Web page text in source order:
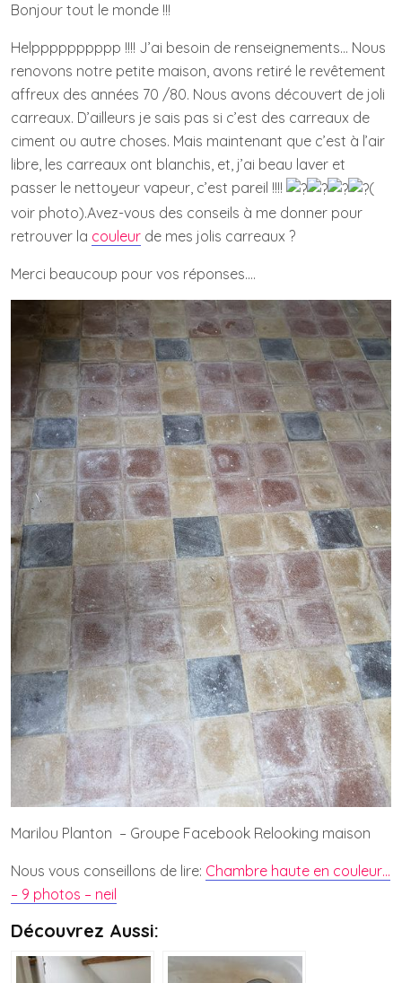
Bonjour tout le monde !!!
Helpppppppppp !!!! J’ai besoin de renseignements… Nous
renovons notre petite maison, avons retiré le revêtement
affreux des années 70 /80. Nous avons découvert de joli
carreaux. D’ailleurs je sais pas si c’est des carreaux de
ciment ou autre choses. Mais maintenant que c’est à l’air
libre, les carreaux ont blanchis, et, j’ai beau laver et
passer le nettoyeur vapeur, c’est pareil !!!!
(
voir photo).Avez-vous des conseils à me donner pour
retrouver la couleur de mes jolis carreaux ?
Merci beaucoup pour vos réponses….
Marilou Planton – Groupe Facebook Relooking maison
Nous vous conseillons de lire: Chambre haute en couleur…
– 9 photos – neil
Découvrez Aussi: